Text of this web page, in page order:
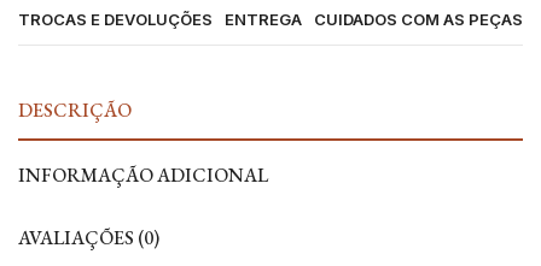
TROCAS E DEVOLUÇÕES ENTREGA CUIDADOS COM AS PEÇAS
DESCRIÇÃO
INFORMAÇÃO ADICIONAL
AVALIAÇÕES (0)